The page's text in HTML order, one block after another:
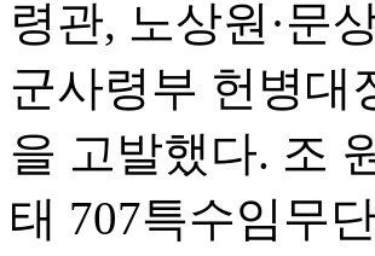
령관, 노상원·문
군사령부 헌병대
을 고발했다. 조
태 707특수임무